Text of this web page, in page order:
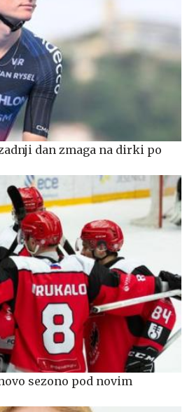
dan zmaga na dirki po
sezono pod novim